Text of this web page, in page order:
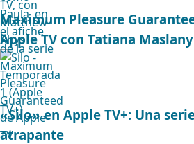
Maximum Pleasure
Apple TV con Tatiana
«Silo» en Apple TV+: Una
atrapante